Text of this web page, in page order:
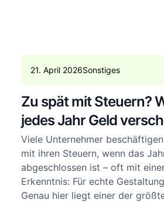
21. April 2026Sonstiges
Zu spät mit Steuern?
jedes Jahr Geld
Viele Unternehmer
mit ihren Steuern, wenn das
abgeschlossen ist – oft mit
Erkenntnis: Für echte
Genau hier liegt einer der